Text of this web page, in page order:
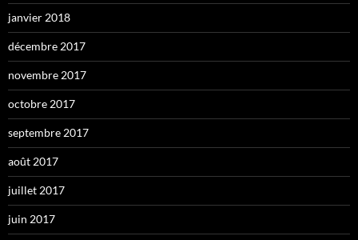
janvier 2018
décembre 2017
novembre 2017
octobre 2017
septembre 2017
août 2017
juillet 2017
juin 2017